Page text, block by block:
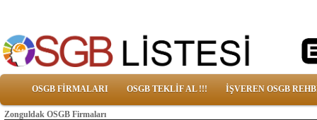
OSGB FİRMALARI OSGB TEKLİF AL !!! İŞVEREN OSGB
Zonguldak OSGB Firmaları